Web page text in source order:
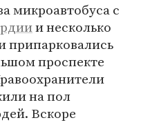
микроавтобуса с
и несколько
проспекте
на пол
Вскоре